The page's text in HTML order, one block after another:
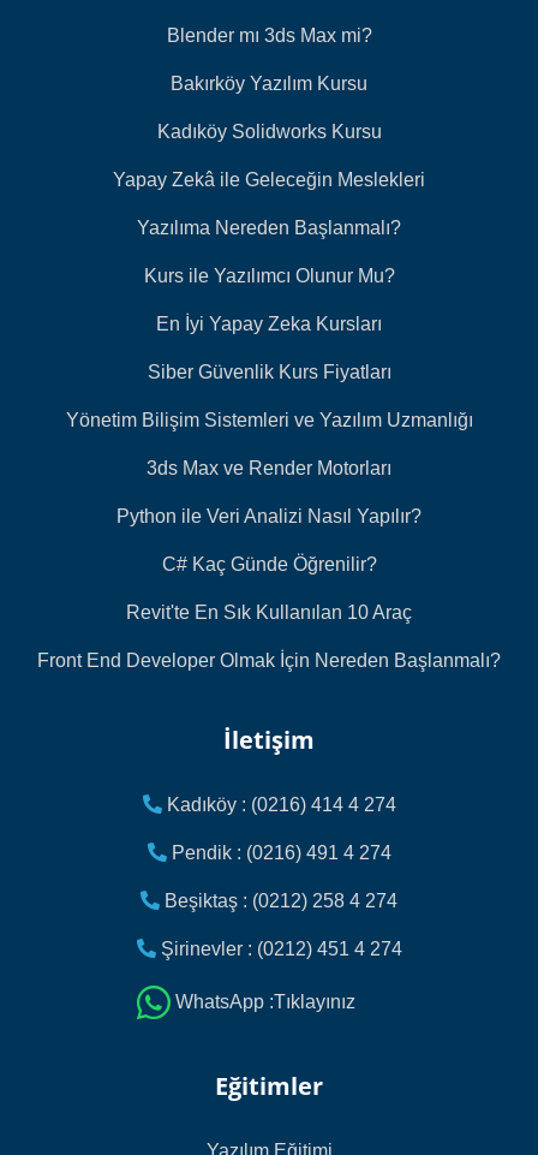
Blender mı 3ds Max mi?
Bakırköy Yazılım Kursu
Kadıköy Solidworks Kursu
Yapay Zekâ ile Geleceğin Meslekleri
Yazılıma Nereden Başlanmalı?
Kurs ile Yazılımcı Olunur Mu?
En İyi Yapay Zeka Kursları
Siber Güvenlik Kurs Fiyatları
Yönetim Bilişim Sistemleri ve Yazılım Uzmanlığı
3ds Max ve Render Motorları
Python ile Veri Analizi Nasıl Yapılır?
C# Kaç Günde Öğrenilir?
Revit'te En Sık Kullanılan 10 Araç
Front End Developer Olmak İçin Nereden Başlanmalı?
İletişim
Kadıköy : (0216) 414 4 274
Pendik : (0216) 491 4 274
Beşiktaş : (0212) 258 4 274
Şirinevler : (0212) 451 4 274
WhatsApp :Tıklayınız
Eğitimler